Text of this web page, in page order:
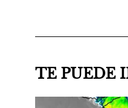
TE PUEDE